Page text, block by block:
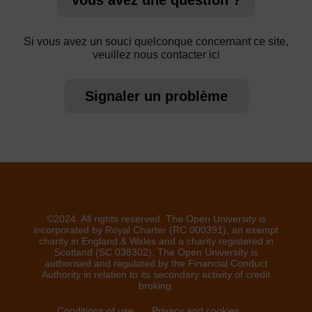
Si vous avez un souci quelconque concernant ce site,
veuillez nous contacter ici
Signaler un problème
©2024. All rights reserved. The Open University is
incorporated by Royal Charter (RC 000391), an exempt
charity in England & Wales and a charity registered in
Scotland (SC 038302). The Open University is
authorised and regulated by the Financial Conduct
Authority in relation to its secondary activity of credit
broking.